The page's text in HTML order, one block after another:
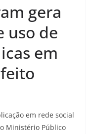
gera
uso de
em
em rede social
Ministério Público